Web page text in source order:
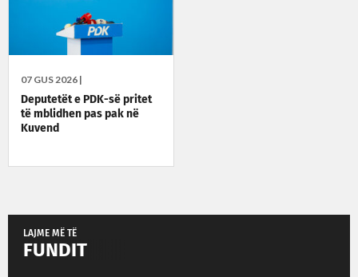
07 GUS 2026 |
Deputetët e PDK-së pritet
të mblidhen pas pak në
Kuvend
LAJME MË TË
FUNDIT